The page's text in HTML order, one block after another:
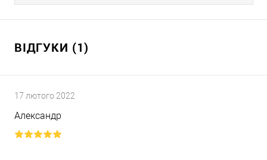
ВІДГУКИ (1)
17 лютого 2022
Александр